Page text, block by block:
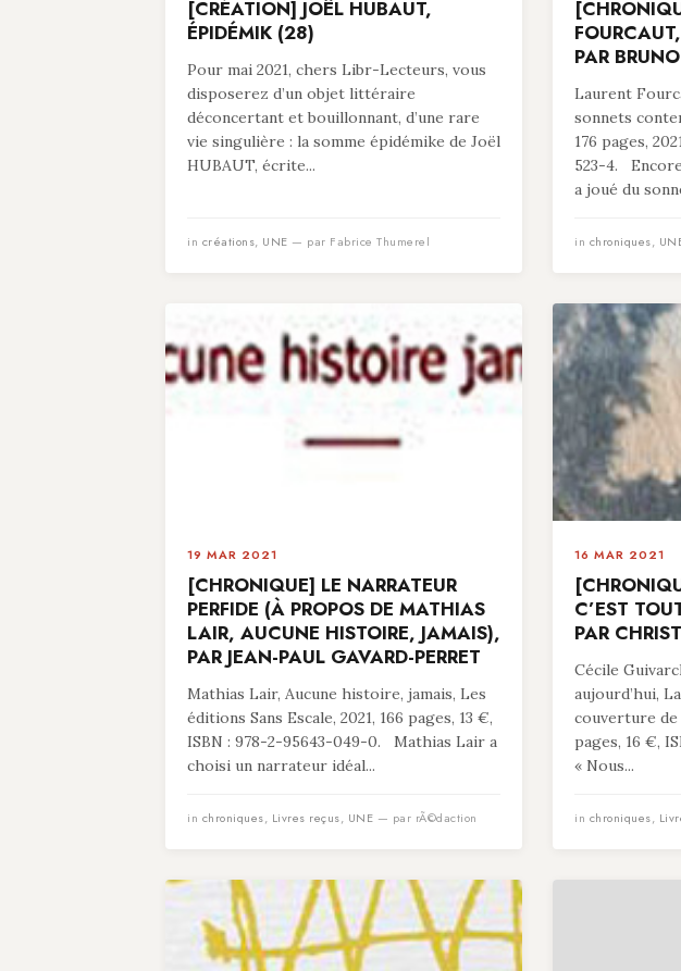
[CRÉATION] JOËL HUBAUT,
ÉPIDÉMIK (28)
Pour mai 2021, chers Libr-Lecteurs, vous
disposerez d’un objet littéraire
déconcertant et bouillonnant, d’une rare
vie singulière : la somme épidémike de Joël
HUBAUT, écrite...
in créations, UNE — par Fabrice Thumerel
PAR
Laurent
sonnets
176 pages,
523-4.
a joué du
in chroniques,
19 MAR 2021
[CHRONIQUE] LE NARRATEUR
PERFIDE (À PROPOS DE MATHIAS
LAIR, AUCUNE HISTOIRE, JAMAIS),
PAR JEAN-PAUL GAVARD-PERRET
Mathias Lair, Aucune histoire, jamais, Les
éditions Sans Escale, 2021, 166 pages, 13 €,
ISBN : 978-2-95643-049-0. Mathias Lair a
choisi un narrateur idéal...
in chroniques, Livres reçus, UNE — par rÃ©daction
16 MAR 2021
C’EST
PAR
Cécile
aujourd’hui,
couverture de
pages, 16 €,
« Nous...
in chroniques,